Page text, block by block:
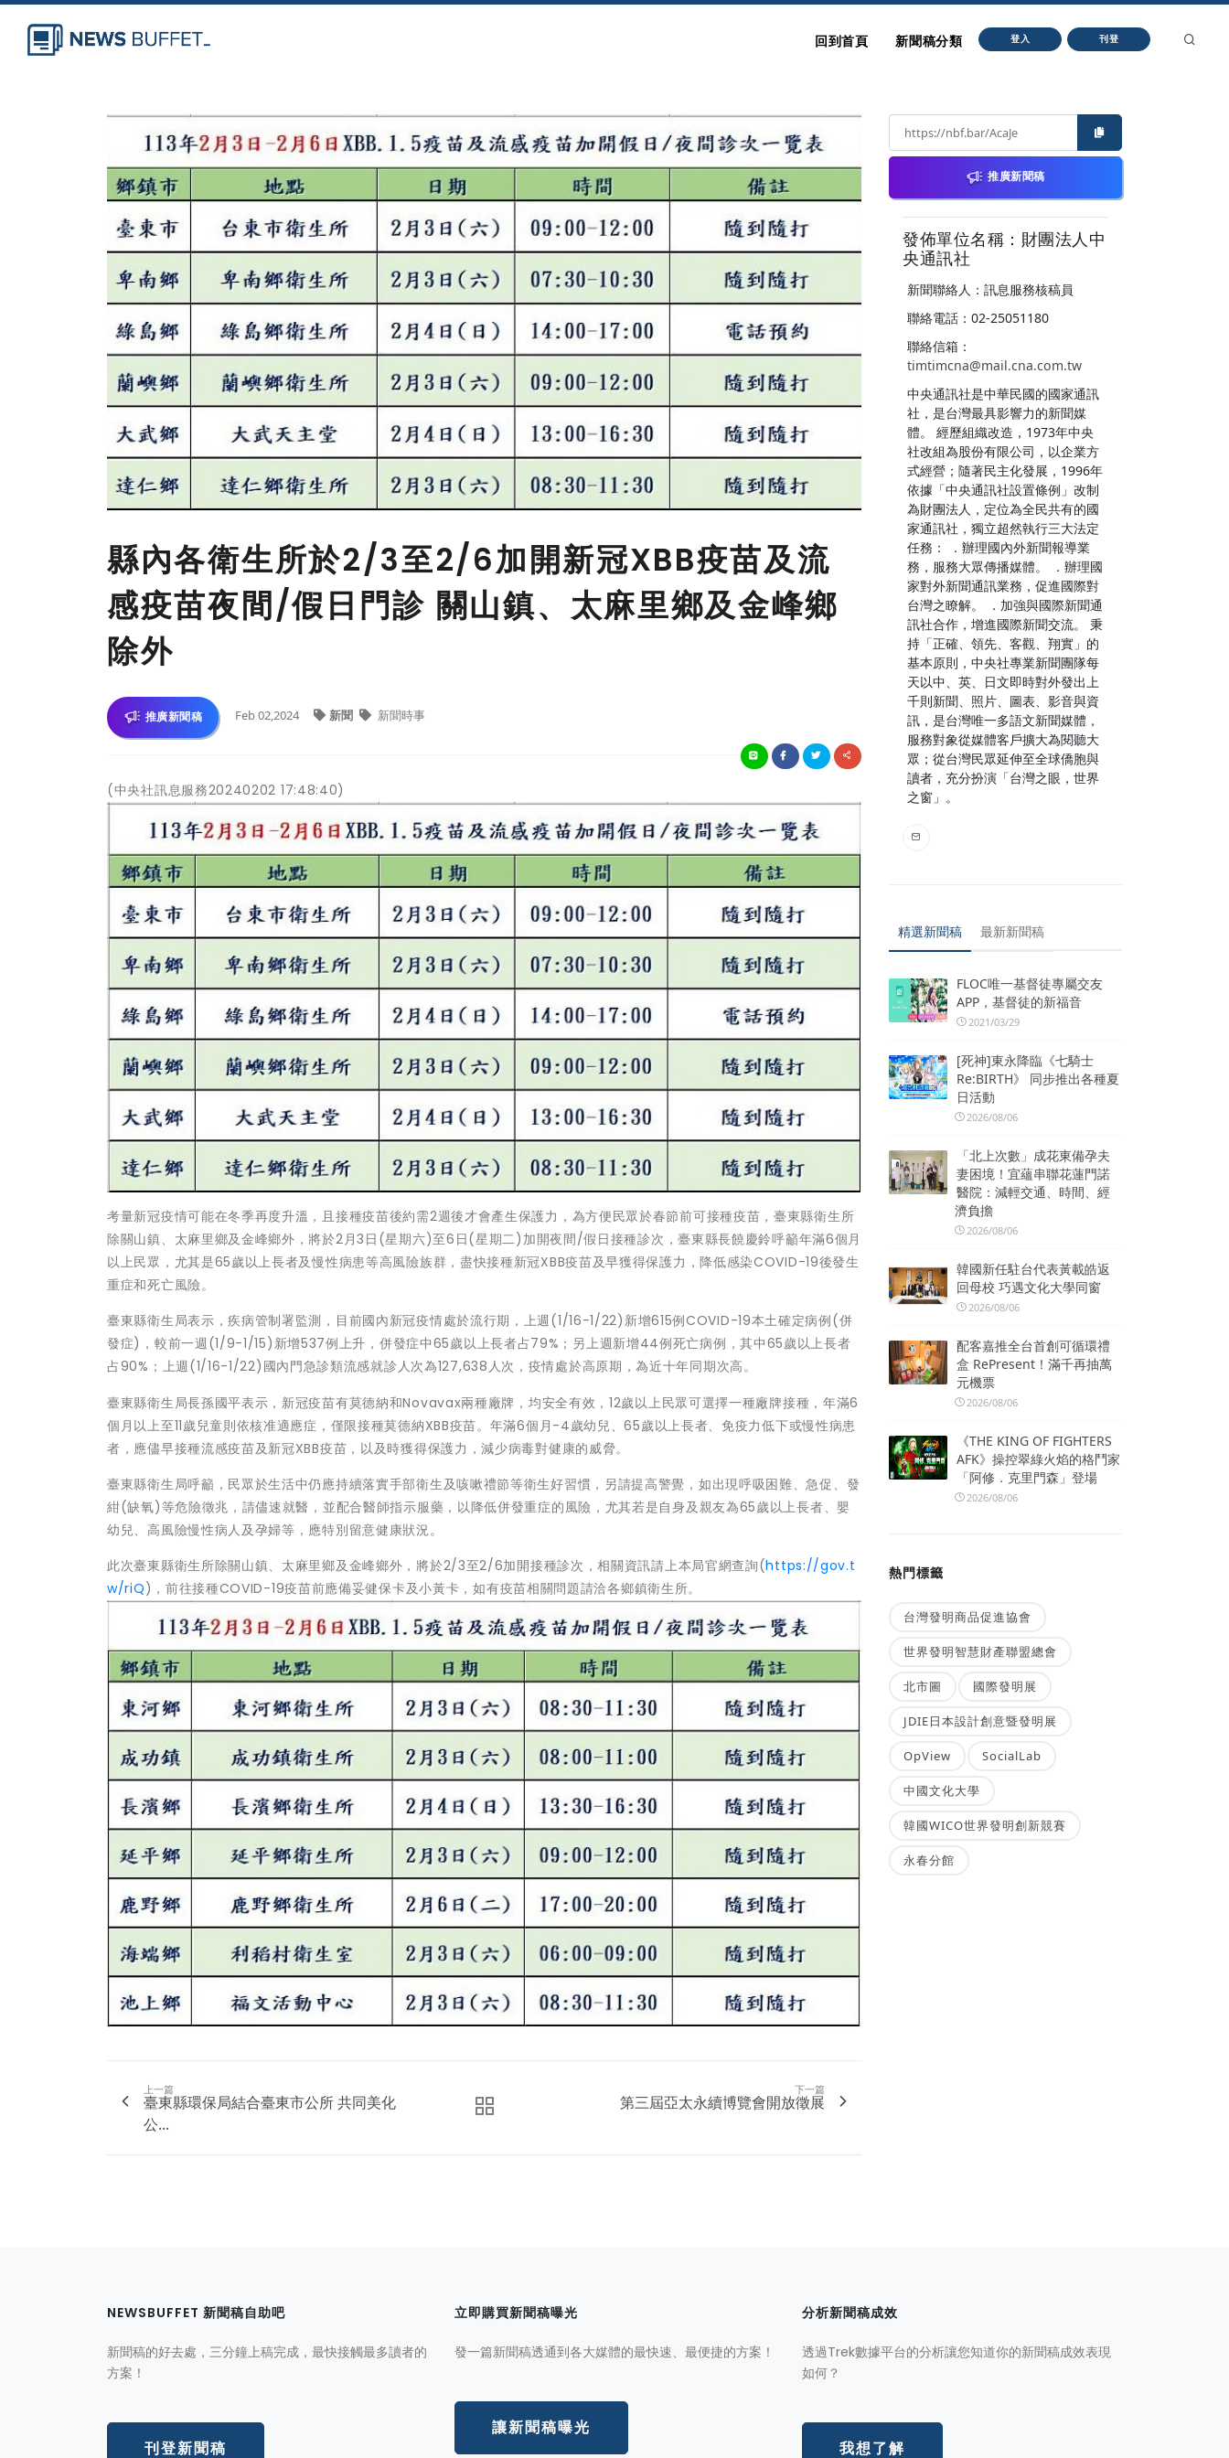
回到首頁 新聞稿分類 登入 刊登
縣內各衛生所於2/3至2/6加開新冠XBB疫苗及流
感疫苗夜間/假日門診 關山鎮、太麻里鄉及金峰鄉
除外
推廣新聞稿 Feb 02,2024 新聞 新聞時事
(中央社訊息服務20240202 17:48:40)
考量新冠疫情可能在冬季再度升溫，且接種疫苗後約需2週後才會產生保護力，為方便民眾於春節前可接種疫苗，臺東縣衛生所
除關山鎮、太麻里鄉及金峰鄉外，將於2月3日(星期六)至6日(星期二)加開夜間/假日接種診次，臺東縣長饒慶鈴呼籲年滿6個月
以上民眾，尤其是65歲以上長者及慢性病患等高風險族群，盡快接種新冠XBB疫苗及早獲得保護力，降低感染COVID-19後發生
重症和死亡風險。
臺東縣衛生局表示，疾病管制署監測，目前國內新冠疫情處於流行期，上週(1/16-1/22)新增615例COVID-19本土確定病例(併
發症)，較前一週(1/9-1/15)新增537例上升，併發症中65歲以上長者占79%；另上週新增44例死亡病例，其中65歲以上長者
占90%；上週(1/16-1/22)國內門急診類流感就診人次為127,638人次，疫情處於高原期，為近十年同期次高。
臺東縣衛生局長孫國平表示，新冠疫苗有莫德納和Novavax兩種廠牌，均安全有效，12歲以上民眾可選擇一種廠牌接種，年滿6
個月以上至11歲兒童則依核准適應症，僅限接種莫德納XBB疫苗。年滿6個月-4歲幼兒、65歲以上長者、免疫力低下或慢性病患
者，應儘早接種流感疫苗及新冠XBB疫苗，以及時獲得保護力，減少病毒對健康的威脅。
臺東縣衛生局呼籲，民眾於生活中仍應持續落實手部衛生及咳嗽禮節等衛生好習慣，另請提高警覺，如出現呼吸困難、急促、發
紺(缺氧)等危險徵兆，請儘速就醫，並配合醫師指示服藥，以降低併發重症的風險，尤其若是自身及親友為65歲以上長者、嬰
幼兒、高風險慢性病人及孕婦等，應特別留意健康狀況。
此次臺東縣衛生所除關山鎮、太麻里鄉及金峰鄉外，將於2/3至2/6加開接種診次，相關資訊請上本局官網查詢(https://gov.t
w/riQ)，前往接種COVID-19疫苗前應備妥健保卡及小黃卡，如有疫苗相關問題請洽各鄉鎮衛生所。
上一篇
臺東縣環保局結合臺東市公所 共同美化
公...
下一篇
第三屆亞太永續博覽會開放徵展
推廣新聞稿
發佈單位名稱：財團法人中
央通訊社
新聞聯絡人：訊息服務核稿員
聯絡電話：02-25051180
聯絡信箱：
timtimcna@mail.cna.com.tw
中央通訊社是中華民國的國家通訊
社，是台灣最具影響力的新聞媒
體。 經歷組織改造，1973年中央
社改組為股份有限公司，以企業方
式經營；隨著民主化發展，1996年
依據「中央通訊社設置條例」改制
為財團法人，定位為全民共有的國
家通訊社，獨立超然執行三大法定
任務： ．辦理國內外新聞報導業
務，服務大眾傳播媒體。 ．辦理國
家對外新聞通訊業務，促進國際對
台灣之瞭解。 ．加強與國際新聞通
訊社合作，增進國際新聞交流。 秉
持「正確、領先、客觀、翔實」的
基本原則，中央社專業新聞團隊每
天以中、英、日文即時對外發出上
千則新聞、照片、圖表、影音與資
訊，是台灣唯一多語文新聞媒體，
服務對象從媒體客戶擴大為閱聽大
眾；從台灣民眾延伸至全球僑胞與
讀者，充分扮演「台灣之眼，世界
之窗」。
精選新聞稿 最新新聞稿
FLOC唯一基督徒專屬交友
APP，基督徒的新福音
2021/03/29
[死神]東永降臨《七騎士
Re:BIRTH》 同步推出各種夏
日活動
2026/08/06
「北上次數」成花東備孕夫
妻困境！宜蘊串聯花蓮門諾
醫院：減輕交通、時間、經
濟負擔
2026/08/06
韓國新任駐台代表黃載皓返
回母校 巧遇文化大學同窗
2026/08/06
配客嘉推全台首創可循環禮
盒 RePresent！滿千再抽萬
元機票
2026/08/06
《THE KING OF FIGHTERS
AFK》操控翠綠火焰的格鬥家
「阿修．克里門森」登場
2026/08/06
熱門標籤
台灣發明商品促進協會
世界發明智慧財產聯盟總會
北市圖 國際發明展
JDIE日本設計創意暨發明展
OpView SocialLab
中國文化大學
韓國WICO世界發明創新競賽
永春分館
NEWSBUFFET 新聞稿自助吧
新聞稿的好去處，三分鐘上稿完成，最快接觸最多讀者的
方案！
刊登新聞稿
立即購買新聞稿曝光
發一篇新聞稿透通到各大媒體的最快速、最便捷的方案！
讓新聞稿曝光
分析新聞稿成效
透過Trek數據平台的分析讓您知道你的新聞稿成效表現
如何？
我想了解